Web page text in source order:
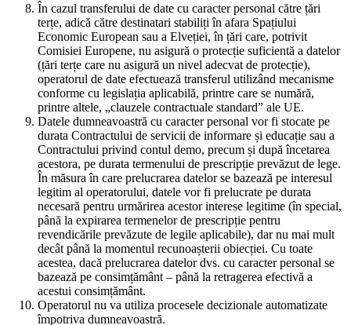
În cazul transferului de date cu caracter personal către țări
terțe, adică către destinatari stabiliți în afara Spațiului
Economic European sau a Elveției, în țări care, potrivit
Comisiei Europene, nu asigură o protecție suficientă a datelor
(țări terțe care nu asigură un nivel adecvat de protecție),
operatorul de date efectuează transferul utilizând mecanisme
conforme cu legislația aplicabilă, printre care se numără,
printre altele, „clauzele contractuale standard” ale UE.
Datele dumneavoastră cu caracter personal vor fi stocate pe
durata Contractului de servicii de informare și educație sau a
Contractului privind contul demo, precum și după încetarea
acestora, pe durata termenului de prescripție prevăzut de lege.
În măsura în care prelucrarea datelor se bazează pe interesul
legitim al operatorului, datele vor fi prelucrate pe durata
necesară pentru urmărirea acestor interese legitime (în special,
până la expirarea termenelor de prescripție pentru
revendicările prevăzute de legile aplicabile), dar nu mai mult
decât până la momentul recunoașterii obiecției. Cu toate
acestea, dacă prelucrarea datelor dvs. cu caracter personal se
bazează pe consimțământ – până la retragerea efectivă a
acestui consimțământ.
Operatorul nu va utiliza procesele decizionale automatizate
împotriva dumneavoastră.